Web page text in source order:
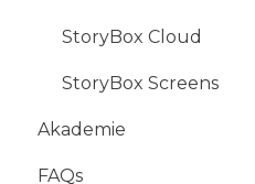
StoryBox Cloud
StoryBox Screens
Akademie
FAQs